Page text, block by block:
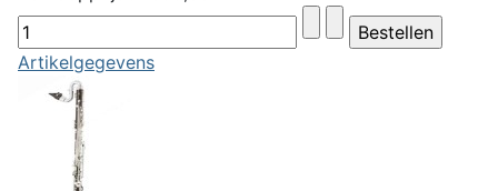
Artikelgegevens